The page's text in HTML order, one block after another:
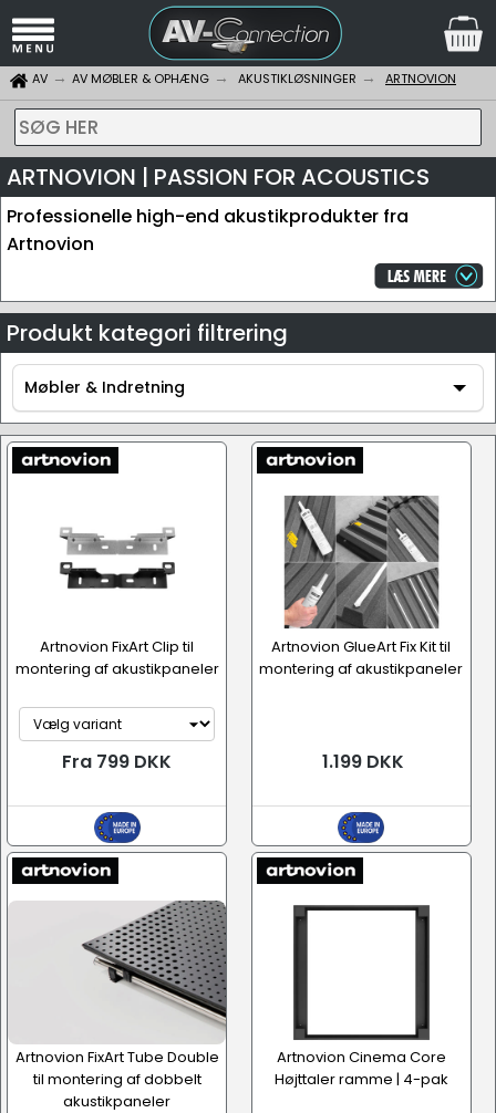
AV AV MØBLER & OPHÆNG AKUSTIKLØSNINGER ARTNOVION
SØG HER
ARTNOVION | PASSION FOR ACOUSTICS
Professionelle high-end akustikprodukter fra
Artnovion
Produkt kategori filtrering
Møbler & Indretning
Møbler & Indretning
Artnovion FixArt Clip til
montering af akustikpaneler
Fra 799 DKK
Artnovion GlueArt Fix Kit til
montering af akustikpaneler
1.199 DKK
Artnovion FixArt Tube Double
til montering af dobbelt
akustikpaneler
Artnovion Cinema Core
Højttaler ramme | 4-pak